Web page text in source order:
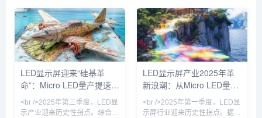
增长38%，而Mini LED直显产
品在商用市场的渗透率首次突破
15%。多家头部屏厂透露，二季
度订单排期已满，其中政务指挥
中心、企业会议室和高端零售门
店成为主要需求方。与此同时，
上游芯片价格企稳，RGB封装
产能利用率回升至85%以上，行
12天
亏一块”的恶性竞争。然而，就
在外界以为LED显示屏将沦为传
统制造业的“夕阳产业”时，一批
头部企业却通过Micro LED、
COB封装、虚拟拍摄等新技
术，硬生生撕开了一道增长口
子。据TrendForce集邦咨询最
新数据，2024年全球LED显示
元，其中
LED显示屏迎来“硅基革
命”：Micro LED量产提速，
户外广告牌进入“透明+裸眼
3D”新时代
<br />2025年第三季度，LED显
示产业迎来历史性拐点。综合近
LED显示屏产业2025年革
新浪潮：从Micro LED量产
到AI驱动内容生态的全面跃
迁
<br />2025年第一季度，LED显
示屏行业迎来历史性拐点。据最